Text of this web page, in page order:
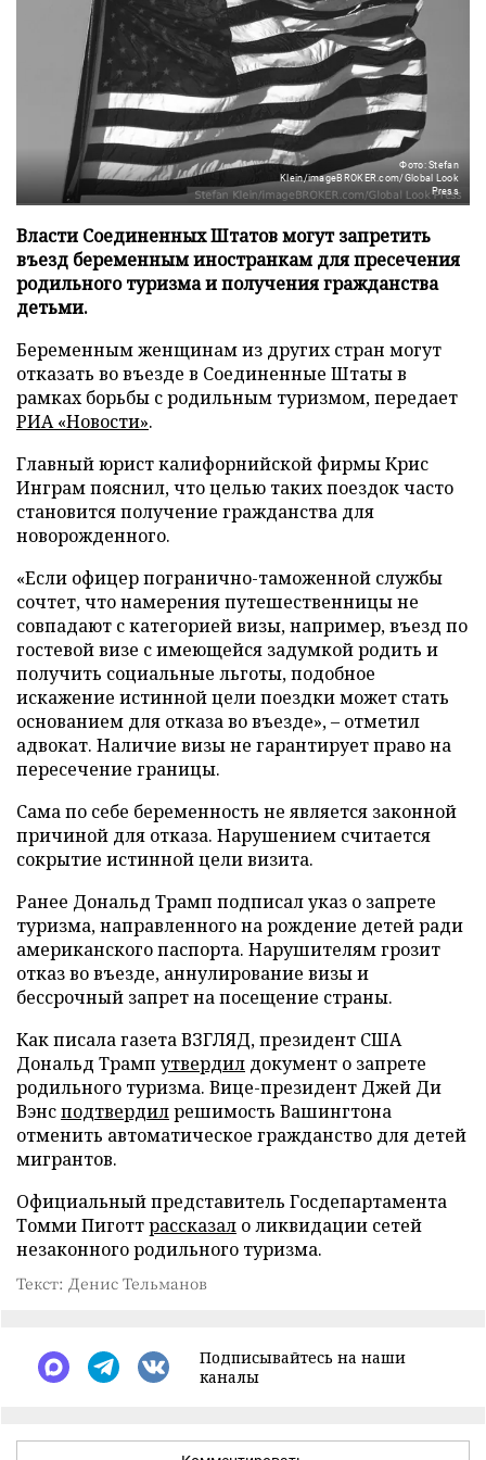
Фото: Stefan
Klein/imageBROKER.com/Global Look
Press
Власти Соединенных Штатов могут запретить
въезд беременным иностранкам для пресечения
родильного туризма и получения гражданства
детьми.
Беременным женщинам из других стран могут
отказать во въезде в Соединенные Штаты в
рамках борьбы с родильным туризмом, передает
РИА «Новости».
Главный юрист калифорнийской фирмы Крис
Инграм пояснил, что целью таких поездок часто
становится получение гражданства для
новорожденного.
«Если офицер погранично-таможенной службы
сочтет, что намерения путешественницы не
совпадают с категорией визы, например, въезд по
гостевой визе с имеющейся задумкой родить и
получить социальные льготы, подобное
искажение истинной цели поездки может стать
основанием для отказа во въезде», – отметил
адвокат. Наличие визы не гарантирует право на
пересечение границы.
Сама по себе беременность не является законной
причиной для отказа. Нарушением считается
сокрытие истинной цели визита.
Ранее Дональд Трамп подписал указ о запрете
туризма, направленного на рождение детей ради
американского паспорта. Нарушителям грозит
отказ во въезде, аннулирование визы и
бессрочный запрет на посещение страны.
Как писала газета ВЗГЛЯД, президент США
Дональд Трамп утвердил документ о запрете
родильного туризма. Вице-президент Джей Ди
Вэнсподтвердилрешимость Вашингтона
отменить автоматическое гражданство для детей
мигрантов.
Официальный представитель Госдепартамента
Томми Пиготтрассказал о ликвидации сетей
незаконного родильного туризма.
Текст: Денис Тельманов
Подписывайтесь на наши
каналы